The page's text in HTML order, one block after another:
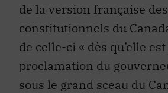
de la version française
constitutionnels du
de celle-ci « dès qu’elle
proclamation du
sous le grand sceau du